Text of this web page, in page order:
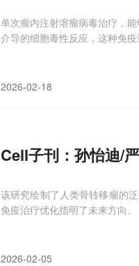
单次瘤内注射溶瘤病毒治疗，
介导的细胞毒性反应，这种免
2026-02-18
Cell子刊：孙怡迪/
该研究绘制了人类骨转移瘤的
免疫治疗优化指明了未来方向。
2026-02-05